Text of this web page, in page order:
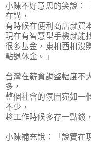
小陳不好意思的笑說：
在講，
有時候在便利商店就買
現在有智慧型手機就能
很多基金，東扣西扣沒
點退休金。」
台灣在薪資調整幅度不
多，
整個社會的氛圍宛如一
不少，
趁工作時候多存一點錢
小陳補充說：「說實在